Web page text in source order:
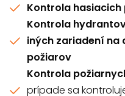
Kontrola
Kontrola
iných zariadení na
požiarov
Kontrola
prípade sa